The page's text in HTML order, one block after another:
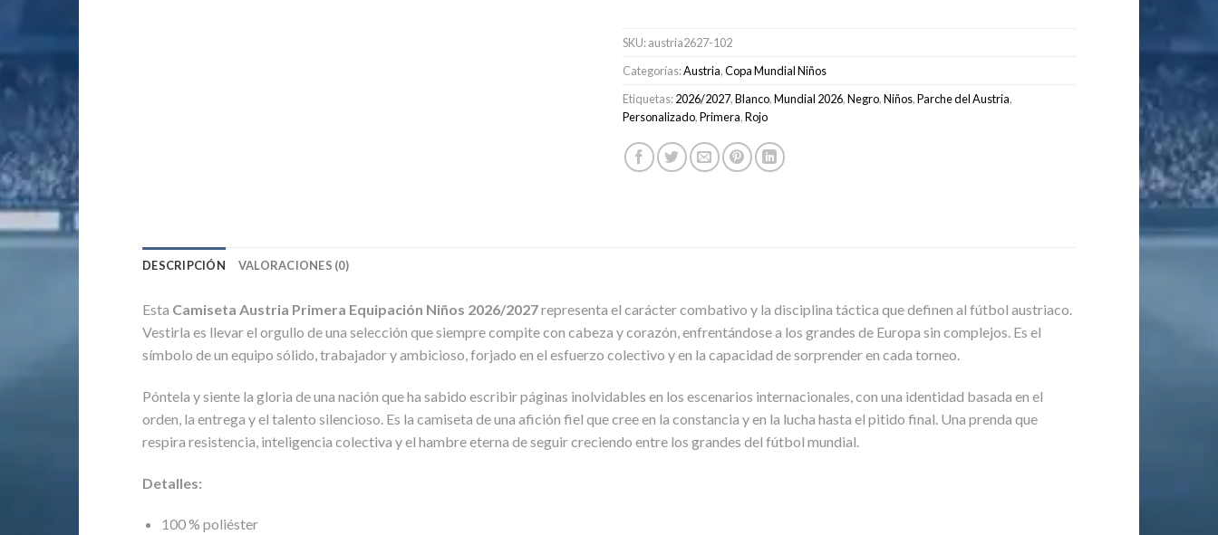
SKU:austria2627-102
Categorías:Austria,Copa Mundial Niños
Etiquetas:2026/2027,Blanco,Mundial 2026,Negro,Niños,Parche del Austria,
Personalizado,Primera,Rojo
DESCRIPCIÓN VALORACIONES (0)
Esta Camiseta Austria Primera Equipación Niños 2026/2027representa el carácter combativo y la disciplina táctica que definen al fútbol austriaco.
Vestirla es llevar el orgullo de una selección que siempre compite con cabeza y corazón, enfrentándose a los grandes de Europa sin complejos. Es el
símbolo de un equipo sólido, trabajador y ambicioso, forjado en el esfuerzo colectivo y en la capacidad de sorprender en cada torneo.
Póntela y siente la gloria de una nación que ha sabido escribir páginas inolvidables en los escenarios internacionales, con una identidad basada en el
orden, la entrega y el talento silencioso. Es la camiseta de una afición fiel que cree en la constancia y en la lucha hasta el pitido final. Una prenda que
respira resistencia, inteligencia colectiva y el hambre eterna de seguir creciendo entre los grandes del fútbol mundial.
Detalles:
100 % poliéster